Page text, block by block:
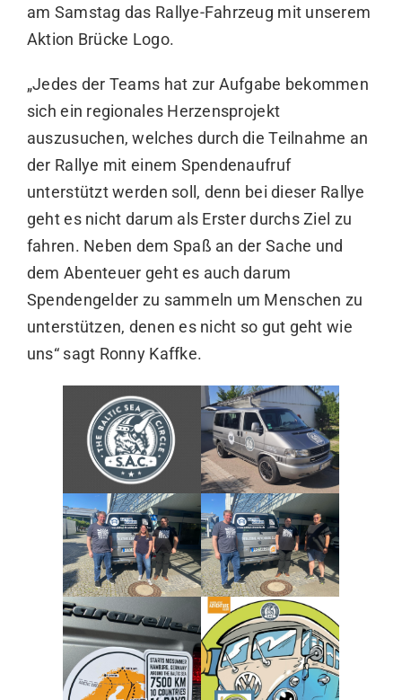
am Samstag das Rallye-Fahrzeug mit unserem
Aktion Brücke Logo.
„Jedes der Teams hat zur Aufgabe bekommen
sich ein regionales Herzensprojekt
auszusuchen, welches durch die Teilnahme an
der Rallye mit einem Spendenaufruf
unterstützt werden soll, denn bei dieser Rallye
geht es nicht darum als Erster durchs Ziel zu
fahren. Neben dem Spaß an der Sache und
dem Abenteuer geht es auch darum
Spendengelder zu sammeln um Menschen zu
unterstützen, denen es nicht so gut geht wie
uns“ sagt Ronny Kaffke.